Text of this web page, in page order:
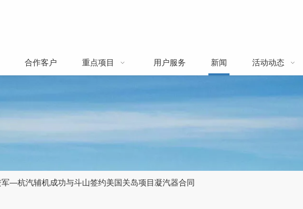
合作客户 重点项目 用户服务 新闻 活动动态
—杭汽辅机成功与斗山签约美国关岛项目凝汽器合同